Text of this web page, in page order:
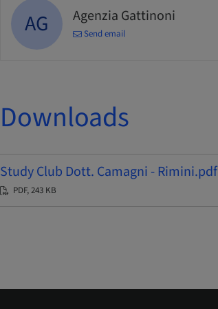
AG Agenzia Gattinoni
Send email
Downloads
Study Club Dott. Camagni - Rimini.pdf
PDF, 243 KB